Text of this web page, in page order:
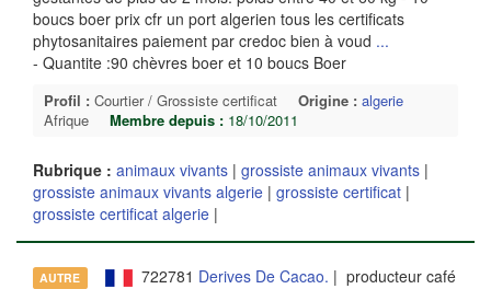
boucs boer prix cfr un port algerien tous les certificats
phytosanitaires paiement par credoc bien à voud ...
- Quantite :90 chèvres boer et 10 boucs Boer
Profil : Courtier / Grossiste certificat Origine : algerie
Afrique
Membre depuis : 18/10/2011
Rubrique : animaux vivants | grossiste animaux vivants |
grossiste animaux vivants algerie | grossiste certificat |
grossiste certificat algerie |
AUTRE 722781 Derives De Cacao. | producteur café